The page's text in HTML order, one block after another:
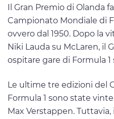
Il Gran Premio di Olanda
Campionato Mondiale di
ovvero dal 1950. Dopo la
Niki Lauda su McLaren, il
ospitare gare di Formula
Le ultime tre edizioni del
Formula 1 sono state
Max Verstappen.